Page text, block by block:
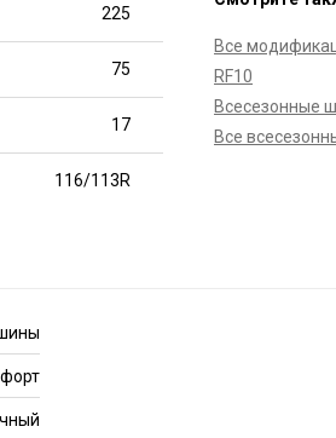
225
75
17
116/113R
Все
RF10
Всесезонные
Все